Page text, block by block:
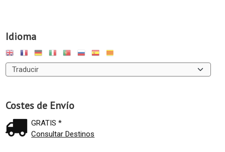
Idioma
Costes de Envío
GRATIS *
Consultar Destinos